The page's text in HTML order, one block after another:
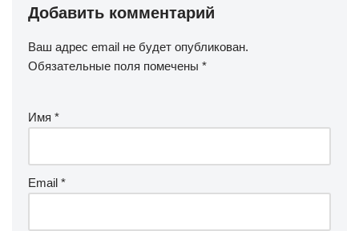
Добавить комментарий
Ваш адрес email не будет опубликован.
Обязательные поля помечены *
Имя *
Email *